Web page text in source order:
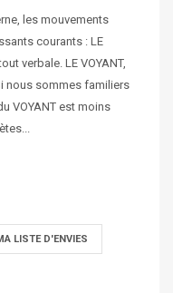
les mouvements
courants : LE
verbale. LE VOYANT,
nous sommes familiers
VOYANT est moins
LISTE D'ENVIES